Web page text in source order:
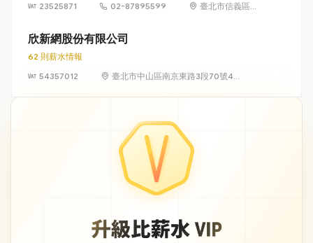
23525871
02-87895599
臺北市信義區松
欣新網股份有限公司
62 則薪水情報
54357012
臺北市中山區南京東路3段70號4